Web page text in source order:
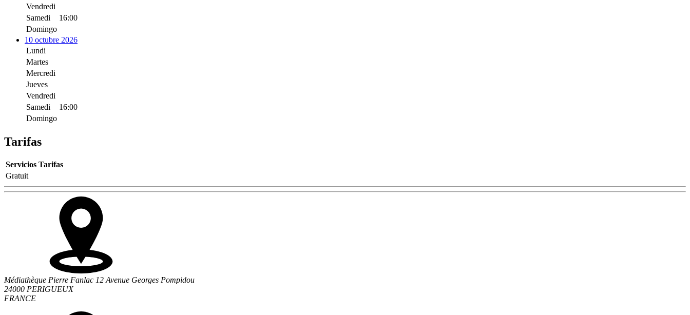
Vendredi
Samedi
16:00
Domingo
10 octubre 2026
Lundi
Martes
Mercredi
Jueves
Vendredi
Samedi
16:00
Domingo
Tarifas
Servicios Tarifas
Gratuit
Médiathèque Pierre Fanlac 12 Avenue Georges Pompidou
24000 PERIGUEUX
FRANCE